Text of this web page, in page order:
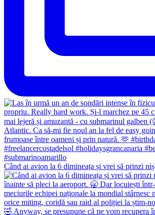
Când ai avion la 6 dimineața și vrei să prinzi niș